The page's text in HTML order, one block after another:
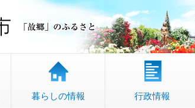
中野市 「故郷」のふ
暮らしの情報 行政情報